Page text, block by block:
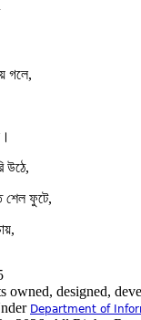
গলে,
উঠে,
শেল ফুটে,
owned, designed,
Department of